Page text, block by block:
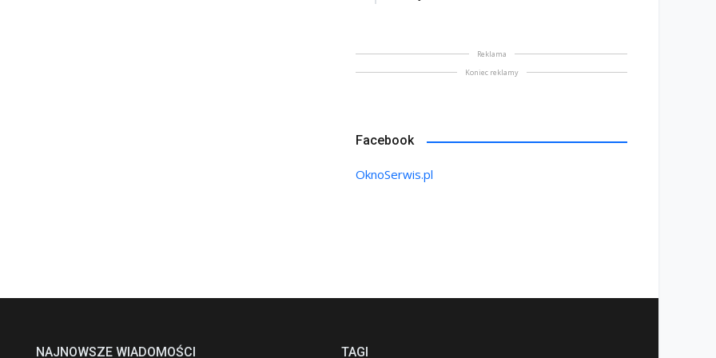
Reklama
Koniec reklamy
Facebook
OknoSerwis.pl
NAJNOWSZE WIADOMOŚCI TAGI